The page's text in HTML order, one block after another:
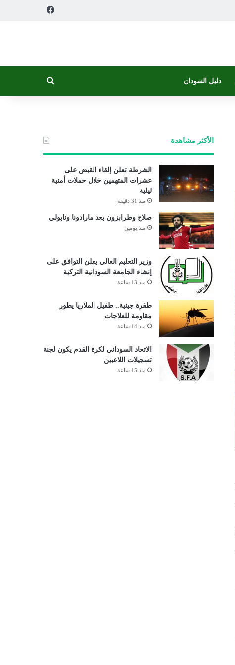
دليل السودان
الأكثر مشاهدة
الشرطة تعلن إلقاء القبض على
عشرات المتهمين خلال حملات أمنية
ليلية
منذ 31 دقيقة
صلاح وطرابزون بعد مارادونا ونابولي
منذ يومين
وزير التعليم العالي يعلن التوافق على
إنشاء الجامعة السودانية التركية
منذ 13 ساعة
طفرة جينية.. طفيل الملاريا يطور
مقاومة للعلاجات
منذ 14 ساعة
الاتحاد السوداني لكرة القدم يكون لجنة
تسجيلات اللاعبين
منذ 15 ساعة